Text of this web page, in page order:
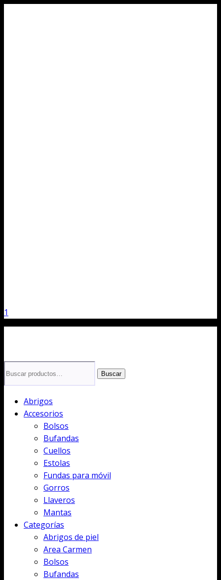
1
por:
Buscar
Abrigos
Accesorios
Bolsos
Bufandas
Cuellos
Estolas
Fundas para móvil
Gorros
Llaveros
Mantas
Categorías
Abrigos de piel
Area Carmen
Bolsos
Bufandas